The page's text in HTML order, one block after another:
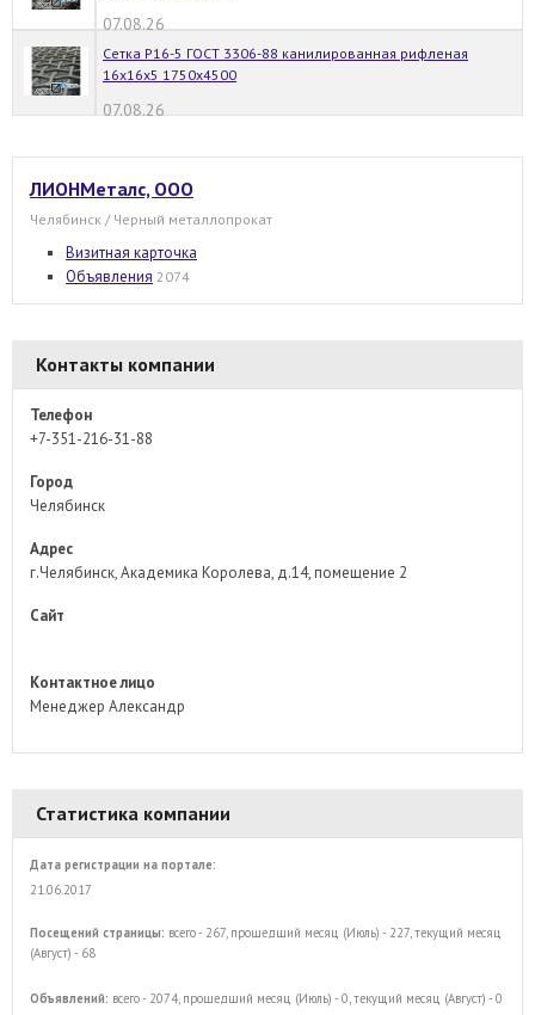
07.08.26
Сетка Р16-5 ГОСТ 3306-88 канилированная рифленая
16х16х5 1750х4500
07.08.26
ЛИОНМеталс, ООО
Челябинск / Черный металлопрокат
Визитная карточка
Объявления 2074
Контакты компании
Телефон
+7-351-216-31-88
Город
Челябинск
Адрес
г.Челябинск, Академика Королева, д.14, помещение 2
Сайт
Контактное лицо
Менеджер Александр
Статистика компании
Дата регистрации на портале:
21.06.2017
Посещений страницы: всего - 267, прошедший месяц (Июль) - 227, текущий месяц
(Август) - 68
Объявлений: всего - 2074, прошедший месяц (Июль) - 0, текущий месяц (Август) - 0